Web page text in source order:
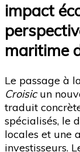
impact
maritime
Le passage à
Croisicun
traduit
spécialisés, le
locales et une
investisseurs.